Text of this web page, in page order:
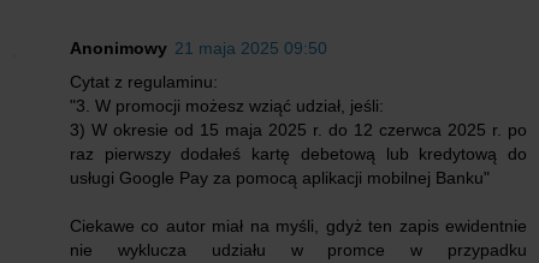
Anonimowy 21 maja 2025 09:50
Cytat z regulaminu:
"3. W promocji możesz wziąć udział, jeśli:
3) W okresie od 15 maja 2025 r. do 12 czerwca 2025 r. po
raz pierwszy dodałeś kartę debetową lub kredytową do
usługi Google Pay za pomocą aplikacji mobilnej Banku"
Ciekawe co autor miał na myśli, gdyż ten zapis ewidentnie
nie wyklucza udziału w promce w przypadku